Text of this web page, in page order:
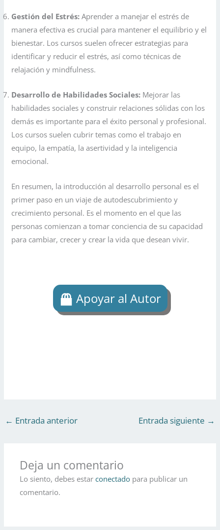
Gestión del Estrés: Aprender a manejar el estrés de
manera efectiva es crucial para mantener el equilibrio y el
bienestar. Los cursos suelen ofrecer estrategias para
identificar y reducir el estrés, así como técnicas de
relajación y mindfulness.
Desarrollo de Habilidades Sociales: Mejorar las
habilidades sociales y construir relaciones sólidas con los
demás es importante para el éxito personal y profesional.
Los cursos suelen cubrir temas como el trabajo en
equipo, la empatía, la asertividad y la inteligencia
emocional.
En resumen, la introducción al desarrollo personal es el
primer paso en un viaje de autodescubrimiento y
crecimiento personal. Es el momento en el que las
personas comienzan a tomar conciencia de su capacidad
para cambiar, crecer y crear la vida que desean vivir.
Apoyar al Autor
← Entrada anterior Entrada siguiente →
Deja un comentario
Lo siento, debes estarconectado para publicar un
comentario.